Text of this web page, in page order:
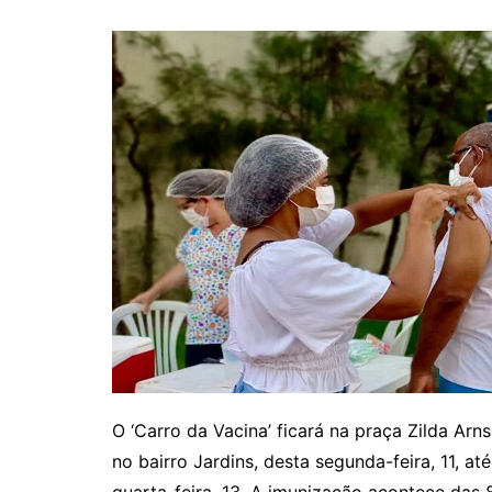
O ‘Carro da Vacina’ ficará na praça Zilda
no bairro Jardins, desta segunda-feira, 11,